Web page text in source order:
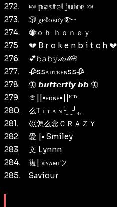
272.
🍬 𝕡𝕒𝕤𝕥𝕖𝕝 𝕛𝕦𝕚𝕔𝕖 🍬
273.
🎲 χєℓσвσу࿐
274.
🐝ｏｈ ｈｏｎｅｙ
275.
💔 B r o k e n b i t c h 💔
276.
💕𝚋𝚊𝚋𝚢𝒹𝑜𝓁𝓁🌸
277.
🥀ssᴀᴅᴛᴇᴇɴss🥀
278.
🦋 𝙗𝙪𝙩𝙩𝙚𝙧𝙛𝙡𝙮 𝙗𝙗 🦋
279.
ㅎ||•ᴇᴏɴᴇ•||ᴷᴵᴰ
280.
么Ꭲ ɪ ᴛ ᴀ ɴ╰⁔╯₄₇
281.
巛怎么念ＣＲＡＺＹ
282.
愛 |• Smiley
283.
文 Lynnn
284.
複| ᴋʏᴀᴍɪツ
285.
Saviour